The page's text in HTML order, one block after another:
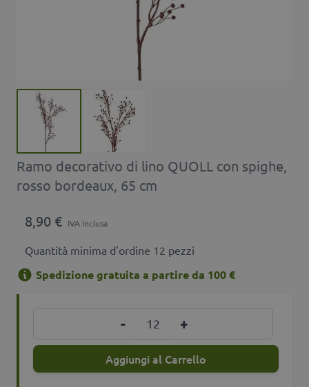
Ramo decorativo di lino QUOLL con spighe,
rosso bordeaux, 65 cm
8,90 € IVA inclusa
Quantità minima d'ordine 12 pezzi
Spedizione gratuita a partire da 100 €
- +
Aggiungi al Carrello